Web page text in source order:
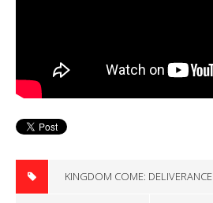
KINGDOM COME: DELIVERANCE